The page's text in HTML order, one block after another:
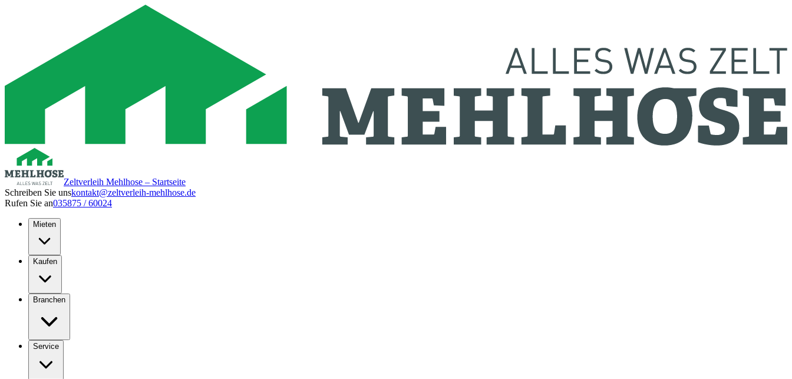
Zeltverleih Mehlhose – Startseite
Schreiben Sie unskontakt@zeltverleih-mehlhose.de
Rufen Sie an035875 / 60024
Mieten
Kaufen
Branchen
Service